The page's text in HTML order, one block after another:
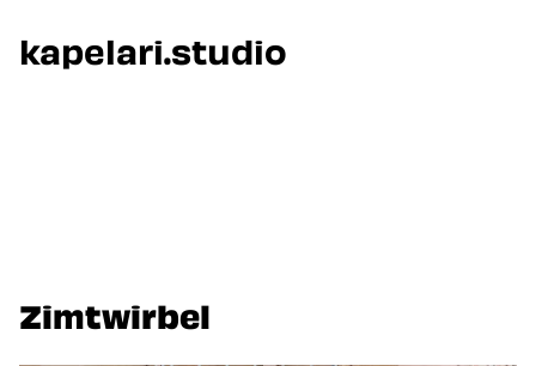
Zur Startseite
kapelari.studio
Zimtwirbel